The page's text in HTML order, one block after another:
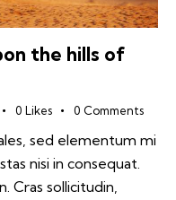
the hills of
0 Likes 0 Comments
sed elementum mi
nisi in consequat.
Cras sollicitudin,